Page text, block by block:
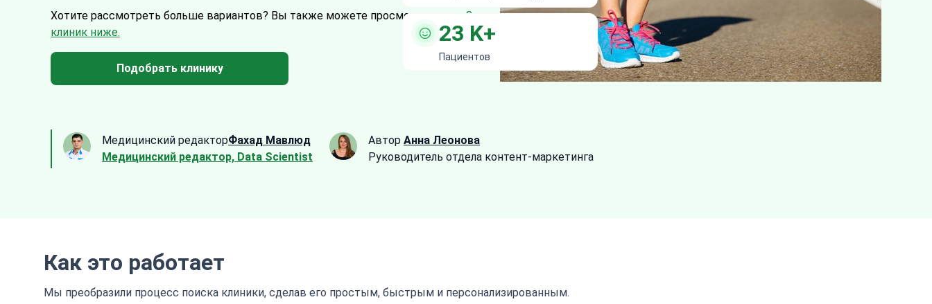
Хотите рассмотреть больше вариантов? Вы также можете просмотреть все 8
клиник ниже.
Подобрать клинику
23 K+
Пациентов
Медицинский редакторФахад Мавлюд
Медицинский редактор, Data Scientist
Автор Анна Леонова
Руководитель отдела контент-маркетинга
Как это работает
Мы преобразили процесс поиска клиники, сделав его простым, быстрым и персонализированным.